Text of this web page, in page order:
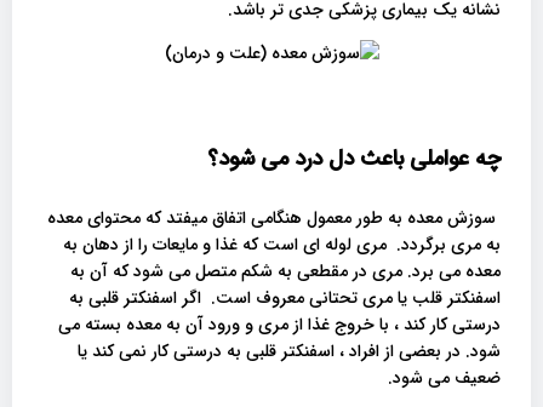
نشانه یک بیماری پزشکی جدی تر باشد.
چه عواملی باعث دل درد می شود؟
سوزش معده به طور معمول هنگامی اتفاق میفتد که محتوای معده
به مری برگردد. مری لوله ای است که غذا و مایعات را از دهان به
معده می برد. مری در مقطعی به شکم متصل می شود که آن به
اسفنکتر قلب یا مری تحتانی معروف است. اگر اسفنکتر قلبی به
درستی کار کند ، با خروج غذا از مری و ورود آن به معده بسته می
شود. در بعضی از افراد ، اسفنکتر قلبی به درستی کار نمی کند یا
ضعیف می شود.